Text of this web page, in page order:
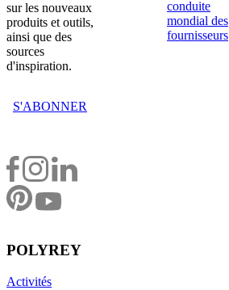
sur les nouveaux
produits et outils,
ainsi que des
sources
d'inspiration.
S'ABONNER
POLYREY
Activités
conduite
mondial des
fournisseurs